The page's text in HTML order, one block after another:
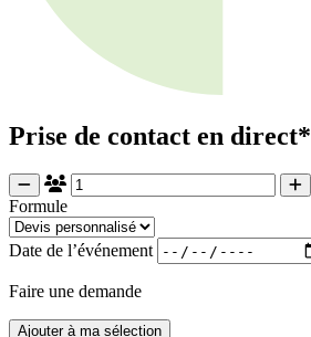
Prise de contact en direct*
Formule
Date de l’événement
Faire une demande
Ajouter à ma sélection